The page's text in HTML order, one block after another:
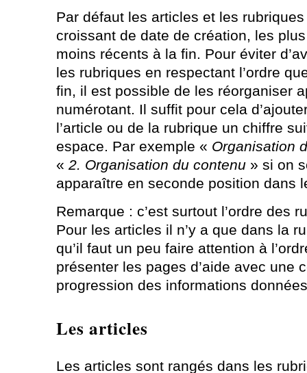
Par défaut les articles et les
croissant de date de création, les
moins récents à la fin. Pour éviter
les rubriques en respectant l’ordre
fin, il est possible de les réorganiser
numérotant. Il suffit pour cela
l’article ou de la rubrique un chiffre
espace. Par exemple « Organisation
« 2. Organisation du contenu» si on
apparaître en seconde position dans
Remarque : c’est surtout l’ordre des
Pour les articles il n’y a que dans la
qu’il faut un peu faire attention à
présenter les pages d’aide avec une
progression des informations
Les articles
Les articles sont rangés dans les